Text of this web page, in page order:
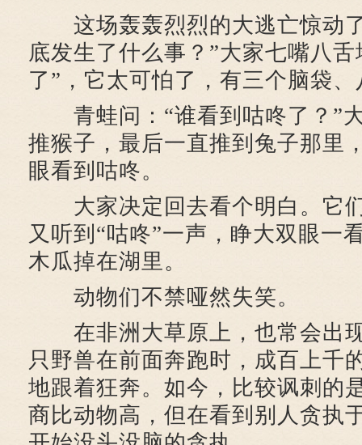
这场轰轰烈烈的大逃亡惊动
底发生了什么事？”大家七嘴八
了”，它太可怕了，有三个脑袋
青蛙问：“谁看到咕咚了？”
推猴子，最后一直推到兔子那里
眼看到咕咚。
大家决定回去看个明白。它
又听到“咕咚”一声，睁大双眼一
木瓜掉在湖里。
动物们不禁哑然失笑。
在非洲大草原上，也常会出
只野兽在前面奔跑时，成百上千
地跟着狂奔。如今，比较讽刺的
商比动物高，但在看到别人贪执